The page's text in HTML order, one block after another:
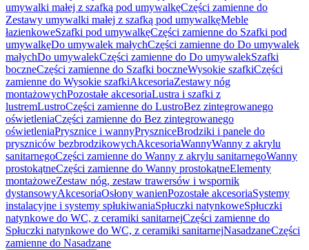
umywalki małej z szafką pod umywalkęCzęści zamienne do
Zestawy umywalki małej z szafką pod umywalkęMeble
łazienkoweSzafki pod umywalkęCzęści zamienne do Szafki pod
umywalkęDo umywalek małychCzęści zamienne do Do umywalek
małychDo umywalekCzęści zamienne do Do umywalekSzafki
boczneCzęści zamienne do Szafki boczneWysokie szafkiCzęści
zamienne do Wysokie szafkiAkcesoriaZestawy nóg
montażowychPozostałe akcesoriaLustra i szafki z
lustremLustroCzęści zamienne do LustroBez zintegrowanego
oświetleniaCzęści zamienne do Bez zintegrowanego
oświetleniaPrysznice i wannyPryszniceBrodziki i panele do
pryszniców bezbrodzikowychAkcesoriaWannyWanny z akrylu
sanitarnegoCzęści zamienne do Wanny z akrylu sanitarnegoWanny
prostokątneCzęści zamienne do Wanny prostokątneElementy
montażoweZestaw nóg, zestaw trawersów i wspornik
dystansowyAkcesoriaOsłony wanienPozostałe akcesoriaSystemy
instalacyjne i systemy spłukiwaniaSpłuczki natynkoweSpłuczki
natynkowe do WC, z ceramiki sanitarnejCzęści zamienne do
Spłuczki natynkowe do WC, z ceramiki sanitarnejNasadzaneCzęści
zamienne do Nasadzane